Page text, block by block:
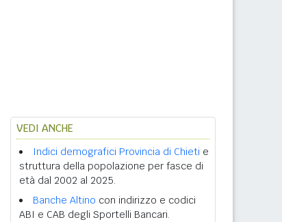
VEDI ANCHE
Indici demografici Provincia di Chieti e
struttura della popolazione per fasce di
età dal 2002 al 2025.
Banche Altino con indirizzo e codici
ABI e CAB degli Sportelli Bancari.